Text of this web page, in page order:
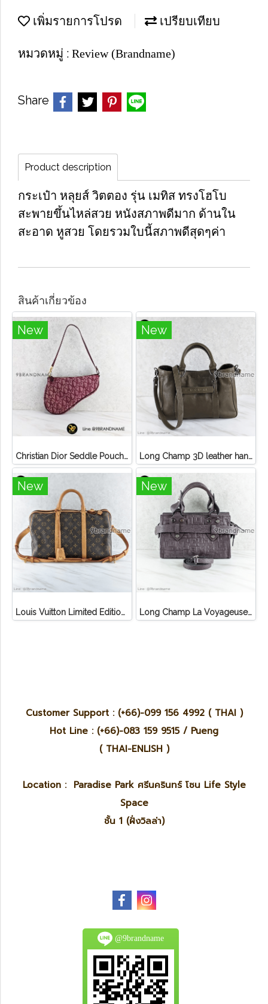
เพิ่มรายการโปรด เปรียบเทียบ
หมวดหมู่ : Review (Brandname)
Share
Product description
กระเป๋า หลุยส์ วิตตอง รุ่น เมทิส ทรงโฮโบ
สะพายขึ้นไหล่สวย หนังสภาพดีมาก ด้านใน
สะอาด หูสวย โดยรวมใบนี้สภาพดีสุดๆค่า
สินค้าเกี่ยวข้อง
New
Christian Dior Seddle Pouch Accessory Hand Bag
New
Long Champ 3D leather handbag
New
Louis Vuitton Limited Edition Monogram Canvas Sofia Coppola SC Bag
New
Long Champ La Voyageuse Bag Leather
Customer Support : (+66)-099 156 4992 ( THAI )
Hot Line : (+66)-083 159 9515 / Pueng
( THAI-ENLISH )
Location : Paradise Park ศรีนครินทร์ โซน Life Style
Space
ชั้น 1 (ฝั่งวิลล่า)
@9brandname